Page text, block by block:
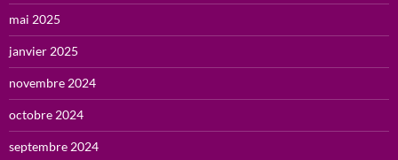
mai 2025
janvier 2025
novembre 2024
octobre 2024
septembre 2024